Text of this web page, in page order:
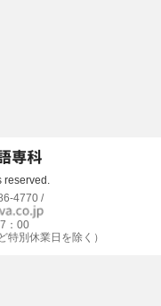
reserved.
4770 /
：00
特別休業日を除く）